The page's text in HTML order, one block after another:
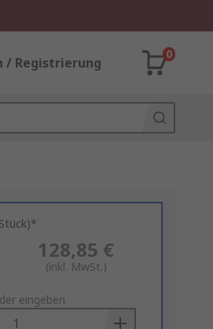
/ Registrierung
0
128,85 €
(inkl. MwSt.)
eingeben